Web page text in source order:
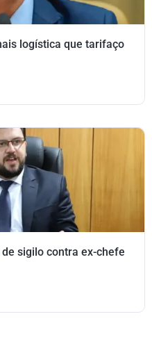
logística que tarifaço
sigilo contra ex-chefe